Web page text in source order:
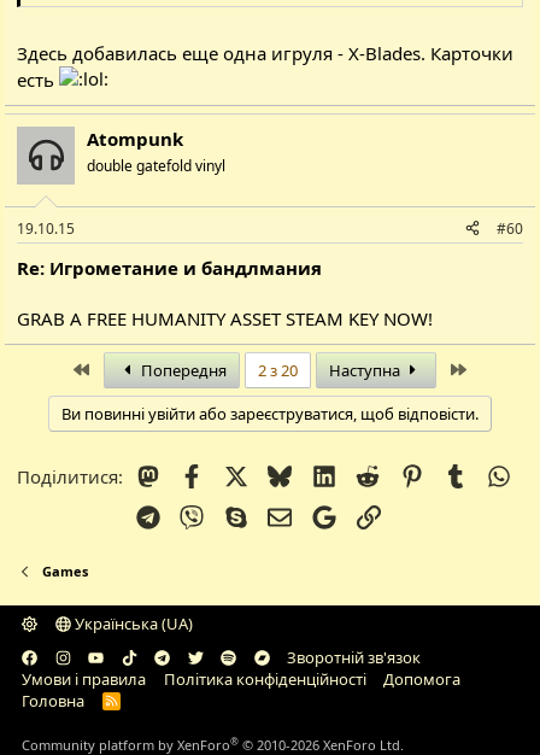
Здесь добавилась еще одна игруля -X-Blades. Карточки
есть
Atompunk
double gatefold vinyl
19.10.15 #60
Re: Игрометание и бандлмания
GRAB A FREE HUMANITY ASSET STEAM KEY NOW!
ПершийПопередня 2 з 20 Наступна
Ви повинні увійти або зареєструватися, щоб відповісти.
Поділитися: MastodonFacebookX (Twitter)
BlueskyLinkedIn
Reddit PinterestTumblr
Telegram
ViberSkypeE-mailGoogleПосилання
Games
Українська (UA)
Зворотній зв'язок
Умови і правила
Політика конфіденційності
Дoпoмoга
Головна
R
Community platform by XenForo® © 2010-2026 XenForo Ltd.